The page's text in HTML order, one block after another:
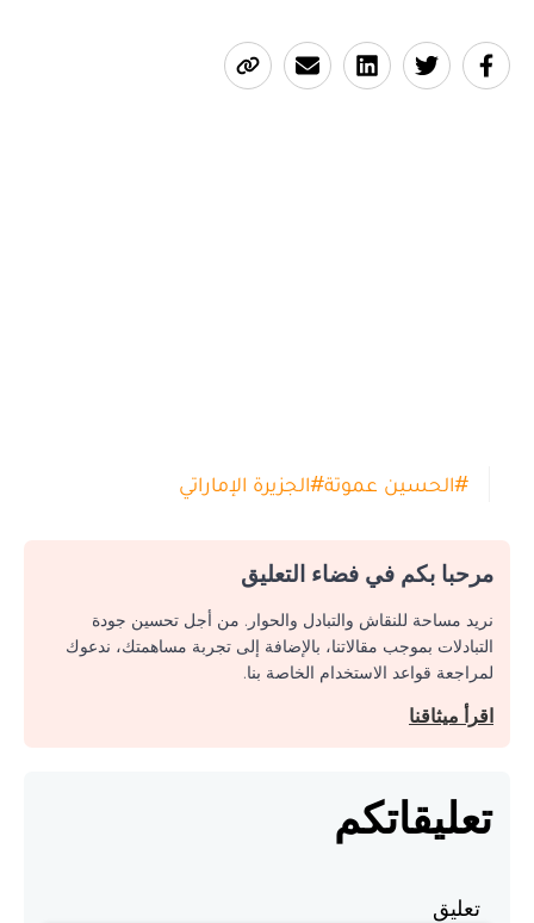
#الحسين عموتة#الجزيرة الإماراتي
مرحبا بكم في فضاء التعليق
نريد مساحة للنقاش والتبادل والحوار. من أجل تحسين جودة
التبادلات بموجب مقالاتنا، بالإضافة إلى تجربة مساهمتك، ندعوك
لمراجعة قواعد الاستخدام الخاصة بنا.
اقرأ ميثاقنا
تعليقاتكم
تعليق